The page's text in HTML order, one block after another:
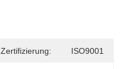
Zertifizierung: ISO9001